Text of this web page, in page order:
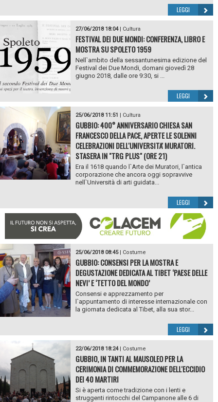
LEGGI
27/06/2018 18:04| Cultura
FESTIVAL DEI DUE MONDI: CONFERENZA, LIBRO E
MOSTRA SU SPOLETO 1959
Nell`ambito della sessantunesima edizione del
Festival dei Due Mondi, domani giovedì 28
giugno 2018, dalle ore 9:30, si ...
LEGGI
25/06/2018 11:51 Cultura
GUBBIO: 400° ANNIVERSARIO CHIESA SAN
FRANCESCO DELLA PACE, APERTE LE SOLENNI
CELEBRAZIONI DELL'UNIVERSITA' MURATORI.
STASERA IN "TRG PLUS" (ORE 21)
Era il 1618 quando l`Arte dei Muratori, l`antica
corporazione che ancora oggi sopravvive
nell`Università di arti guidata...
LEGGI
25/06/2018 08:45| Costume
GUBBIO: CONSENSI PER LA MOSTRA E
DEGUSTAZIONE DEDICATA AL TIBET ‘PAESE DELLE
NEVI’ E ‘TETTO DEL MONDO’
Consensi e apprezzamento per
l`appuntamento di interesse internazionale con
la giornata dedicata al Tibet, alla sua stor...
LEGGI
22/06/2018 18:24| Costume
GUBBIO, IN TANTI AL MAUSOLEO PER LA
CERIMONIA DI COMMEMORAZIONE DELL'ECCIDIO
DEI 40 MARTIRI
Si è aperta come tradizione con i lenti e
struggenti rintocchi del Campanone alle 6 di